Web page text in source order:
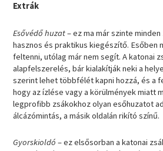
Extrák
Esővédő huzat– ez ma már szinte
hasznos és praktikus kiegészítő. Esőben
feltenni, utólag már nem segít. A katonai
alapfelszerelés, bár kialakítják neki a
szerint lehet többfélét kapni hozzá, és a
hogy az ízlése vagy a körülmények miatt
legprofibb zsákokhoz olyan esőhuzatot
álcázómintás, a másik oldalán rikító színű.
Gyorskioldó – ez elsősorban a katonai